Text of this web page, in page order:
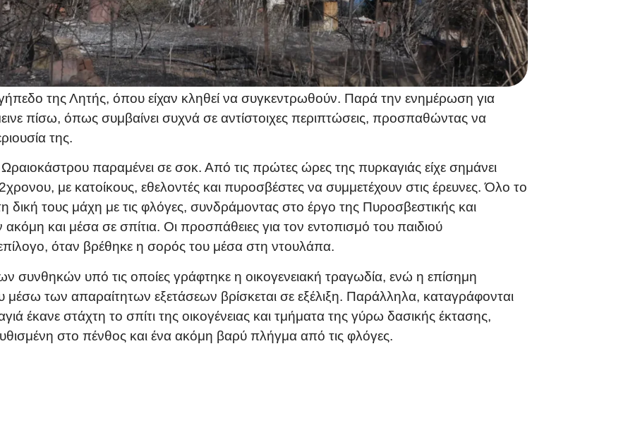
της Λητής, όπου είχαν κληθεί να συγκεντρωθούν. Παρά την ενημέρωση για
πίσω, όπως συμβαίνει συχνά σε αντίστοιχες περιπτώσεις, προσπαθώντας να
της.
παραμένει σε σοκ. Από τις πρώτες ώρες της πυρκαγιάς είχε σημάνει
με κατοίκους, εθελοντές και πυροσβέστες να συμμετέχουν στις έρευνες. Όλο το
δική τους μάχη με τις φλόγες, συνδράμοντας στο έργο της Πυροσβεστικής και
και μέσα σε σπίτια. Οι προσπάθειες για τον εντοπισμό του παιδιού
όταν βρέθηκε η σορός του μέσα στη ντουλάπα.
συνθηκών υπό τις οποίες γράφτηκε η οικογενειακή τραγωδία, ενώ η επίσημη
μέσω των απαραίτητων εξετάσεων βρίσκεται σε εξέλιξη. Παράλληλα, καταγράφονται
έκανε στάχτη το σπίτι της οικογένειας και τμήματα της γύρω δασικής έκτασης,
στο πένθος και ένα ακόμη βαρύ πλήγμα από τις φλόγες.